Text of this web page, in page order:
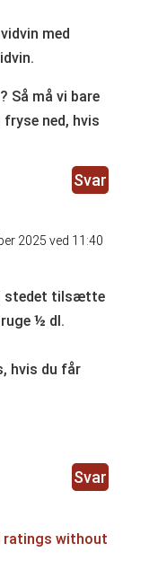
med
Så må vi bare
ned, hvis
Svar
2025 ved 11:40
i stedet tilsætte
½ dl.
hvis du får
Svar
ratings without